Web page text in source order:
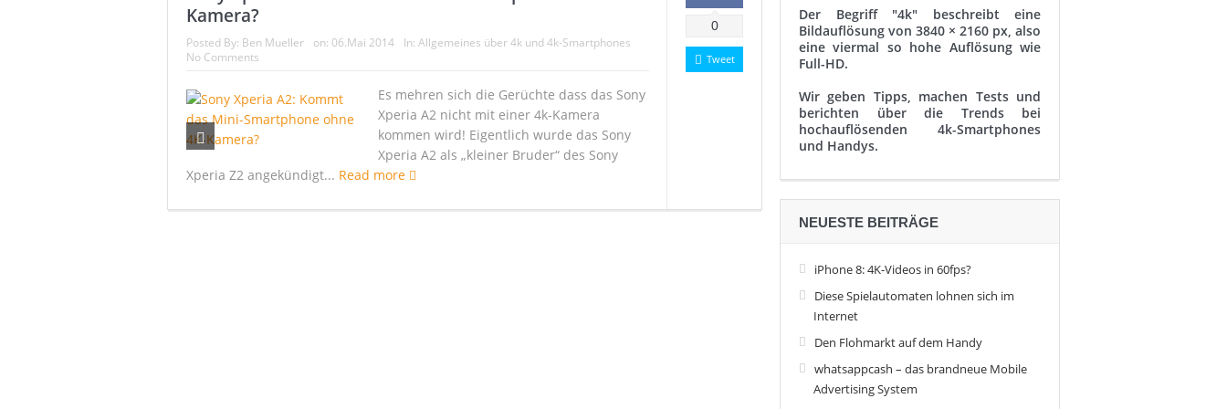
Kamera?
Posted By: Ben Mueller on: 06.Mai 2014 In: Allgemeines über 4k und 4k-Smartphones
No Comments
Es mehren sich die Gerüchte dass das Sony
Xperia A2 nicht mit einer 4k-Kamera
kommen wird! Eigentlich wurde das Sony
Xperia A2 als „kleiner Bruder“ des Sony
Xperia Z2 angekündigt... Read more
0
Tweet
Der Begriff "4k" beschreibt eine
Bildauflösung von 3840 × 2160 px, also
eine viermal so hohe Auflösung wie
Full-HD.
Wir geben Tipps, machen Tests und
berichten über die Trends bei
hochauflösenden 4k-Smartphones
und Handys.
NEUESTE BEITRÄGE
iPhone 8: 4K-Videos in 60fps?
Diese Spielautomaten lohnen sich im
Internet
Den Flohmarkt auf dem Handy
whatsappcash – das brandneue Mobile
Advertising System